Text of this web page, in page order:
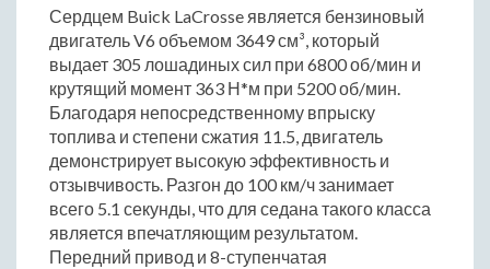
Сердцем Buick LaCrosse является бензиновый
двигатель V6 объемом 3649 см³, который
выдает 305 лошадиных сил при 6800 об/мин и
крутящий момент 363 Н*м при 5200 об/мин.
Благодаря непосредственному впрыску
топлива и степени сжатия 11.5, двигатель
демонстрирует высокую эффективность и
отзывчивость. Разгон до 100 км/ч занимает
всего 5.1 секунды, что для седана такого класса
является впечатляющим результатом.
Передний привод и 8-ступенчатая